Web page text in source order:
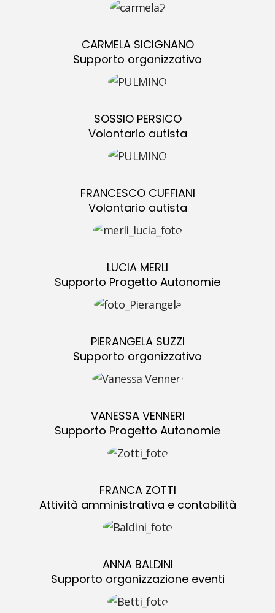
CARMELA SICIGNANO
Supporto organizzativo
SOSSIO PERSICO
Volontario autista
FRANCESCO CUFFIANI
Volontario autista
LUCIA MERLI
Supporto Progetto Autonomie
PIERANGELA SUZZI
Supporto organizzativo
VANESSA VENNERI
Supporto Progetto Autonomie
FRANCA ZOTTI
Attività amministrativa e contabilità
ANNA BALDINI
Supporto organizzazione eventi